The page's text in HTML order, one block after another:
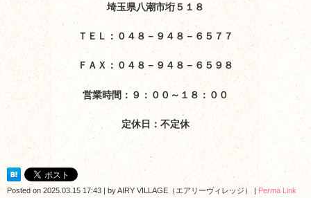
埼玉県八潮市垳５１８
ＴＥＬ：０４８－９４８－６５７７
ＦＡＸ：０４８－９４８－６５９８
営業時間：９：００～１８：００
定休日：不定休
Posted on 2025.03.15 17:43 | byAIRY VILLAGE（エアリーヴィレッジ） | Perma Link